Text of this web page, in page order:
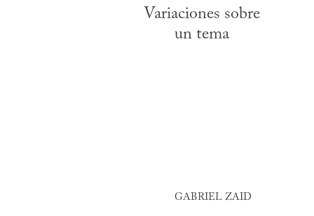
Variaciones sobre
un tema
GABRIEL ZAID